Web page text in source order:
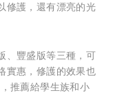
修護，還有漂亮的光
、豐盛版等三種，可
實惠，修護的效果也
推薦給學生族和小